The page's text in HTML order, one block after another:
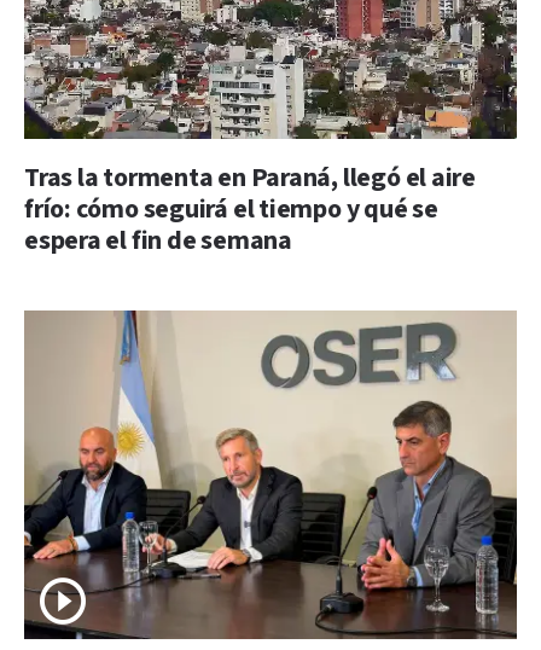
Tras la tormenta en Paraná, llegó el aire
frío: cómo seguirá el tiempo y qué se
espera el fin de semana